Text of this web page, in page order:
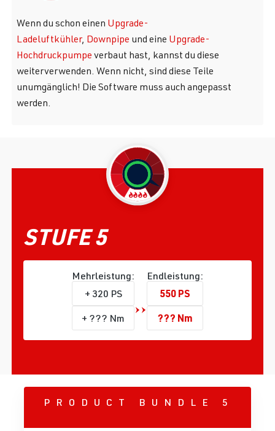
Wenn du schon einen Upgrade-
Ladeluftkühler, Downpipe und eine Upgrade-
Hochdruckpumpe verbaut hast, kannst du diese
weiterverwenden. Wenn nicht, sind diese Teile
unumgänglich! Die Software muss auch angepasst
werden.
STUFE 5
Mehrleistung:
+ 320 PS
+ ??? Nm
Endleistung:
550 PS
??? Nm
PRODUCT BUNDLE 5